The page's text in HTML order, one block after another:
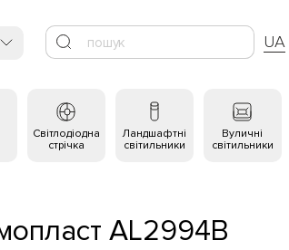
UA
Світлодіодна
стрічка
Ландшафтні
світильники
Вуличні
світильники
AL2994B